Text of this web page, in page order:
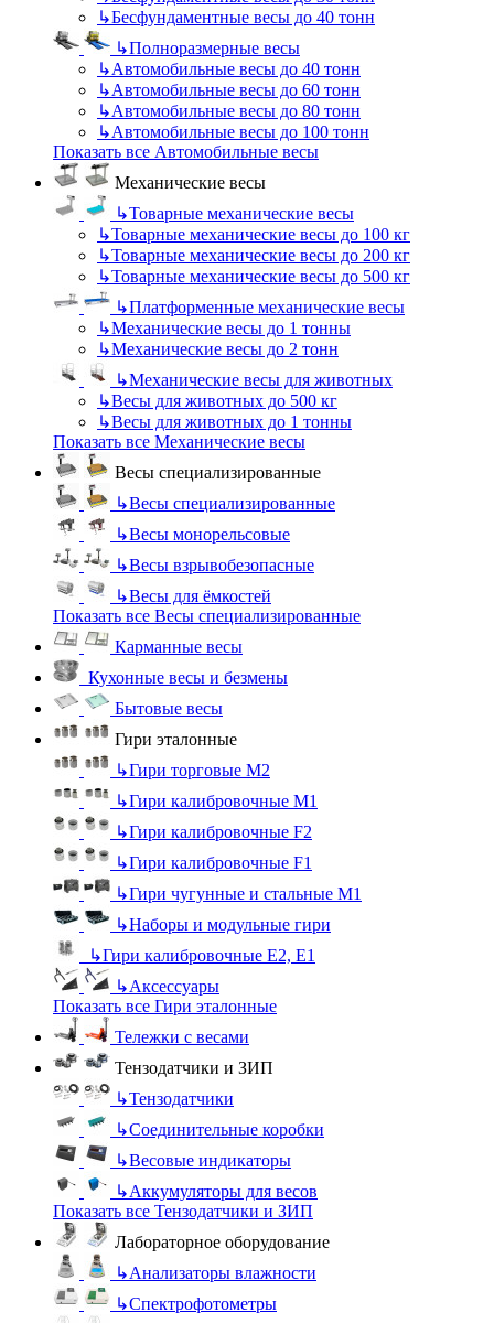
↳Бесфундаментные весы до 40 тонн
↳Полноразмерные весы
↳Автомобильные весы до 40 тонн
↳Автомобильные весы до 60 тонн
↳Автомобильные весы до 80 тонн
↳Автомобильные весы до 100 тонн
Показать все Автомобильные весы
Механические весы
↳Товарные механические весы
↳Товарные механические весы до 100 кг
↳Товарные механические весы до 200 кг
↳Товарные механические весы до 500 кг
↳Платформенные механические весы
↳Механические весы до 1 тонны
↳Механические весы до 2 тонн
↳Механические весы для животных
↳Весы для животных до 500 кг
↳Весы для животных до 1 тонны
Показать все Механические весы
Весы специализированные
↳Весы специализированные
↳Весы монорельсовые
↳Весы взрывобезопасные
↳Весы для ёмкостей
Показать все Весы специализированные
Карманные весы
Кухонные весы и безмены
Бытовые весы
Гири эталонные
↳Гири торговые М2
↳Гири калибровочные М1
↳Гири калибровочные F2
↳Гири калибровочные F1
↳Гири чугунные и стальные М1
↳Наборы и модульные гири
↳Гири калибровочные E2, Е1
↳Аксессуары
Показать все Гири эталонные
Тележки с весами
Тензодатчики и ЗИП
↳Тензодатчики
↳Соединительные коробки
↳Весовые индикаторы
↳Аккумуляторы для весов
Показать все Тензодатчики и ЗИП
Лабораторное оборудование
↳Анализаторы влажности
↳Спектрофотометры